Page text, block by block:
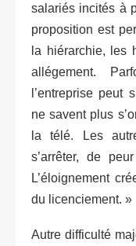
salariés incités à
proposition est
la hiérarchie, les
allégement.
l’entreprise peut
ne savent plus
la télé. Les
s’arrêter, de
L’éloignement
du licenciement. »
Autre difficulté